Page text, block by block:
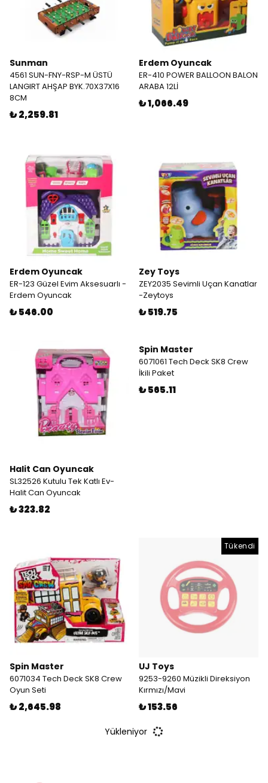
Sunman
4561 SUN-FNY-RSP-M ÜSTÜ
LANGIRT AHŞAP BYK.70X37X16
8CM
₺ 2,259.81
Erdem Oyuncak
ER-410 POWER BALLOON BALON
ARABA 12Lİ
₺ 1,066.49
Erdem Oyuncak
ER-123 Güzel Evim Aksesuarlı -
Erdem Oyuncak
₺ 546.00
Zey Toys
ZEY2035 Sevimli Uçan Kanatlar
-Zeytoys
₺ 519.75
Halit Can Oyuncak
SL32526 Kutulu Tek Katlı Ev-
Halit Can Oyuncak
₺ 323.82
Spin Master
6071061 Tech Deck SK8 Crew
İkili Paket
₺ 565.11
Spin Master
6071034 Tech Deck SK8 Crew
Oyun Seti
₺ 2,645.98
Tükendi
UJ Toys
9253-9260 Müzikli Direksiyon
Kırmızı/Mavi
₺ 153.56
Yükleniyor